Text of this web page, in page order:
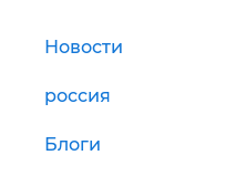
Новости
россия
Блоги